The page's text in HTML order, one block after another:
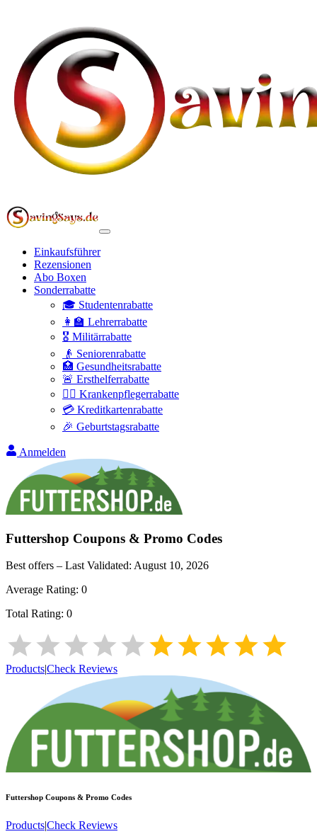
Einkaufsführer
Rezensionen
Abo Boxen
Sonderrabatte
🎓 Studentenrabatte
👩‍🏫 Lehrerrabatte
🎖️ Militärrabatte
👴 Seniorenrabatte
🏥 Gesundheitsrabatte
🚨 Ersthelferrabatte
👩‍⚕️ Krankenpflegerrabatte
💳 Kreditkartenrabatte
🎉 Geburtstagsrabatte
Anmelden
Futtershop Coupons & Promo Codes
Best offers – Last Validated: August 10, 2026
Average Rating: 0
Total Rating: 0
Products|Check Reviews
Futtershop Coupons & Promo Codes
Products|Check Reviews